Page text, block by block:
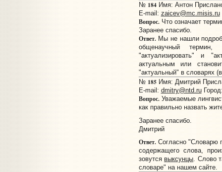
№ 184Имя: Антон
E-mail: zaicev@mc.misis.ru
Вопрос.Что означает
Заранее спасибо.
Ответ.Мы не нашли
общенаучный термин,
"актуализировать" и
актуальным или
"актуальный" в словарях
№ 185Имя: Дмитрий
E-mail: dmitry@ntd.ru
Вопрос.Уважаемые
как правильно назвать
Заранее спасибо.
Дмитрий
Ответ.Согласно "Словарю
содержащего слова,
зовутсявыксунцы. Слово
словаре" на нашем сайте.